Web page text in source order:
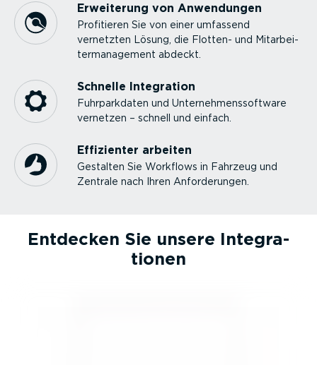
Erweiterung von Anwendungen
Profitieren Sie von einer umfassend
vernetzten Lösung, die Flotten- und Mitar­bei­
ter­ma­nagement abdeckt.
Schnelle Integration
Fuhrpark­daten und Unter­neh­mens­software
vernetzen – schnell und einfach.
Effizienter arbeiten
Gestalten Sie Workflows in Fahrzeug und
Zentrale nach Ihren Anfor­de­rungen.
Entdecken Sie unsere Integra­
tionen